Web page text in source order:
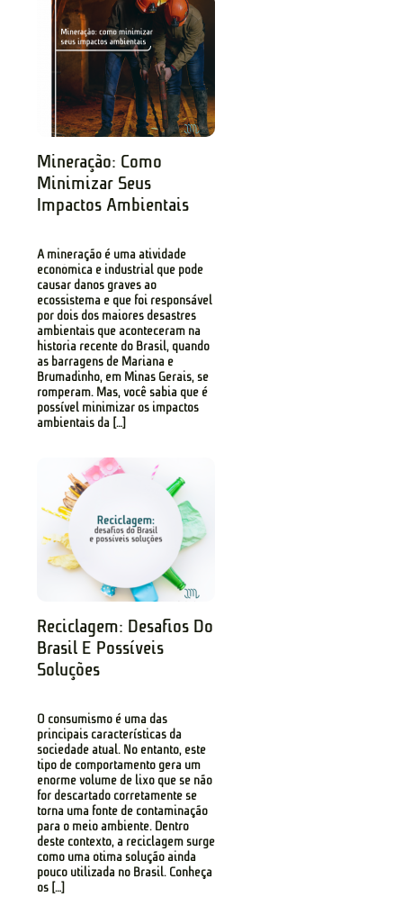
Mineração: Como
Minimizar Seus
Impactos Ambientais
A mineração é uma atividade
econômica e industrial que pode
causar danos graves ao
ecossistema e que foi responsável
por dois dos maiores desastres
ambientais que aconteceram na
história recente do Brasil, quando
as barragens de Mariana e
Brumadinho, em Minas Gerais, se
romperam. Mas, você sabia que é
possível minimizar os impactos
ambientais da […]
Reciclagem: Desafios Do
Brasil E Possíveis
Soluções
O consumismo é uma das
principais características da
sociedade atual. No entanto, este
tipo de comportamento gera um
enorme volume de lixo que se não
for descartado corretamente se
torna uma fonte de contaminação
para o meio ambiente. Dentro
deste contexto, a reciclagem surge
como uma ótima solução ainda
pouco utilizada no Brasil. Conheça
os […]